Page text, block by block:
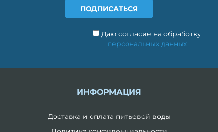
Даю согласие на обработку
персональных данных
ИНФОРМАЦИЯ
Доставка и оплата питьевой воды